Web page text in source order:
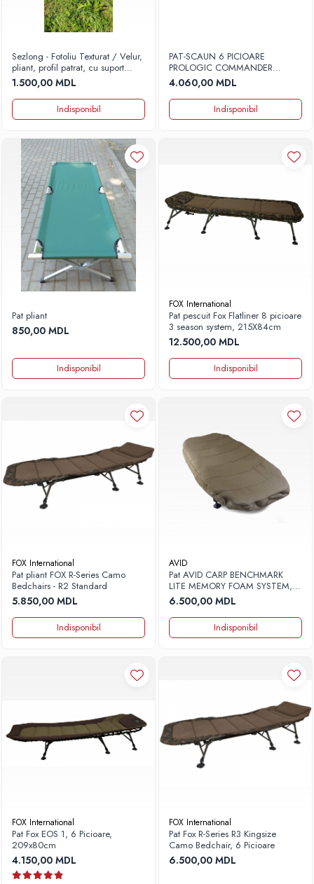
Sezlong - Fotoliu Texturat / Velur,
pliant, profil patrat, cu suport
pentru cap
1.500,00 MDL
Indisponibil
PAT-SCAUN 6 PICIOARE
PROLOGIC COMMANDER
TRAVEL
4.060,00 MDL
Indisponibil
Pat pliant
850,00 MDL
Indisponibil
FOX International
Pat pescuit Fox Flatliner 8 picioare
3 season system, 215X84cm
12.500,00 MDL
Indisponibil
FOX International
Pat pliant FOX R-Series Camo
Bedchairs - R2 Standard
5.850,00 MDL
Indisponibil
AVID
Pat AVID CARP BENCHMARK
LITE MEMORY FOAM SYSTEM,
200X80X35CM
6.500,00 MDL
Indisponibil
FOX International
Pat Fox EOS 1, 6 Picioare,
209x80cm
4.150,00 MDL
FOX International
Pat Fox R-Series R3 Kingsize
Camo Bedchair, 6 Picioare
6.500,00 MDL